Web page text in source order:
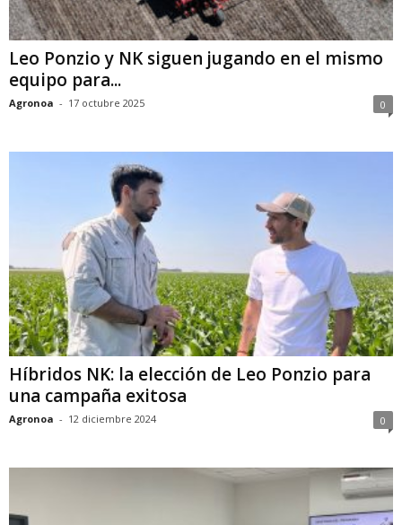
Leo Ponzio y NK siguen jugando en el mismo
equipo para...
Agronoa - 17 octubre 2025 0
Híbridos NK: la elección de Leo Ponzio para
una campaña exitosa
Agronoa - 12 diciembre 2024 0